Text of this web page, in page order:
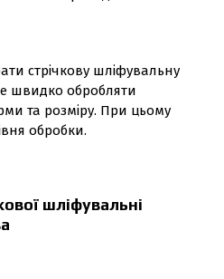
стрічкову шліфувальну
швидко обробляти
та розміру. При цьому
обробки.
шліфувальні